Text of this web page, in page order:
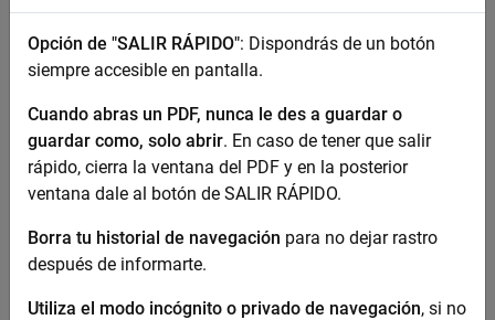
Recursos y Servicios
Opción de "SALIR RÁPIDO": Dispondrás de un botón
siempre accesible en pantalla.
Cuando abras un PDF, nunca le des a guardar o
guardar como, solo abrir. En caso de tener que salir
rápido, cierra la ventana del PDF y en la posterior
ventana dale al botón de SALIR RÁPIDO.
Borra tu historial de navegación para no dejar rastro
después de informarte.
Utiliza el modo incógnito o privado de navegación, si no